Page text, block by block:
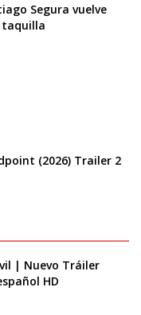
Segura vuelve
taquilla
(2026) Trailer 2
| Nuevo Tráiler
HD